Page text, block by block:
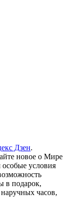
Дзен.
новое о Мире
особые условия
в подарок,
часов,